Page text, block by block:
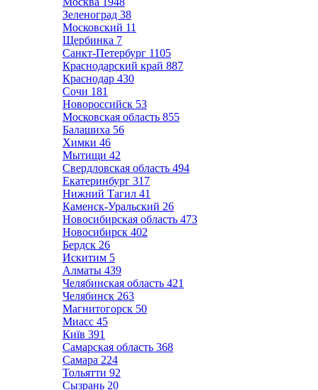
Зеленоград 38
Московский 11
Щербинка 7
Санкт-Петербург 1105
Краснодарский край 887
Краснодар 430
Сочи 181
Новороссийск 53
Московская область 855
Балашиха 56
Химки 46
Мытищи 42
Свердловская область 494
Екатеринбург 317
Нижний Тагил 41
Каменск-Уральский 26
Новосибирская область 473
Новосибирск 402
Бердск 26
Искитим 5
Алматы 439
Челябинская область 421
Челябинск 263
Магнитогорск 50
Миасс 45
Київ 391
Самарская область 368
Самара 224
Тольятти 92
Сызрань 20